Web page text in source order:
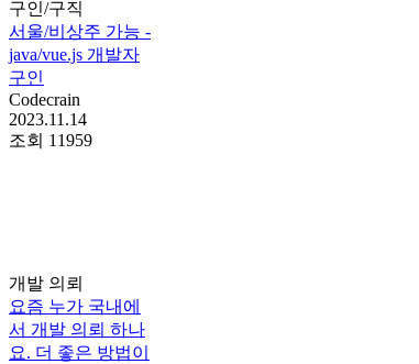
구인/구직
서울/비상주 가능 -
java/vue.js 개발자
구인
Codecrain
2023.11.14
조회 11959
개발 의뢰
요즘 누가 국내에
서 개발 의뢰 하나
요. 더 좋은 방법이